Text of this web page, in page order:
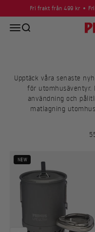
Hoppa till innehållet
Fri frakt från 499 kr
Öppna navigeringsmenyn
Öppna sök
Upptäck våra senaste
för utomhusäventyr.
användning och
matlagning
NEW